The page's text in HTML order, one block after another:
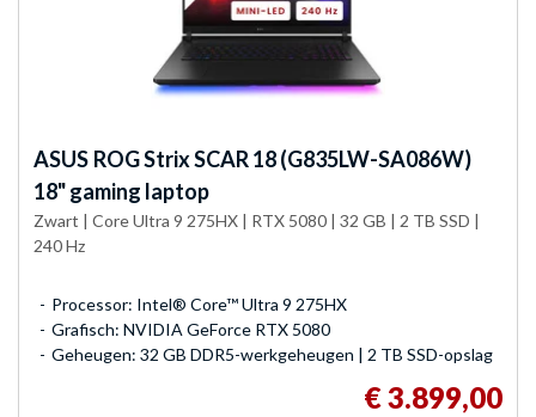
ASUS ROG Strix SCAR 18 (G835LW-SA086W)
18" gaming laptop
Zwart | Core Ultra 9 275HX | RTX 5080 | 32 GB | 2 TB SSD |
240 Hz
Processor: Intel® Core™ Ultra 9 275HX
Grafisch: NVIDIA GeForce RTX 5080
Geheugen: 32 GB DDR5-werkgeheugen | 2 TB SSD-opslag
€ 3.899,00